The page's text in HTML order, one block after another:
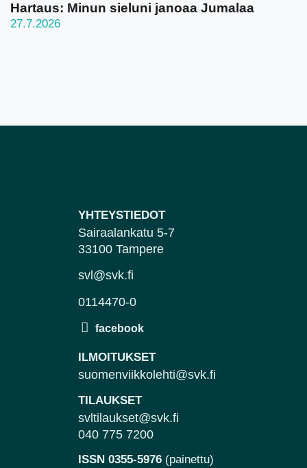
Hartaus: Minun sieluni janoaa Jumalaa
27.7.2026
YHTEYSTIEDOT
Sairaalankatu 5-7
33100 Tampere
svl@svk.fi
0114470-0
ILMOITUKSET
suomenviikkolehti@svk.fi
TILAUKSET
svltilaukset@svk.fi
040 775 7200
ISSN 0355-5976 (painettu)